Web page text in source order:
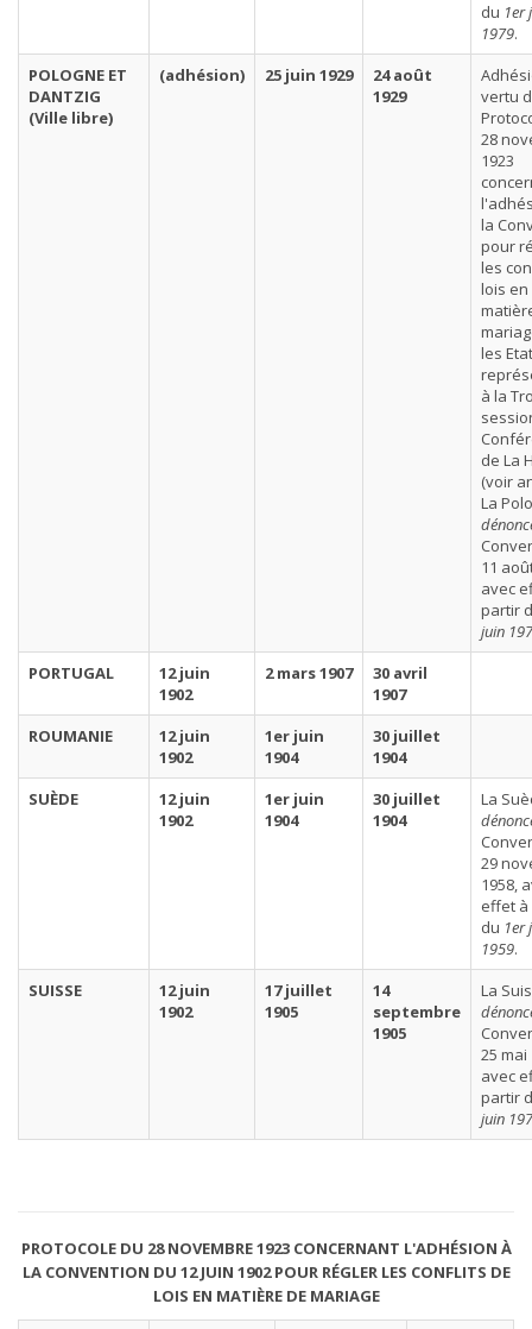
du 1er
1979.
POLOGNE ET
DANTZIG
(Ville libre)
(adhésion) 25 juin 1929
24 août
1929
vertu
28
1923
la
pour
les
lois en
les
à la
de La
(voir
La
11
avec
partir
juin
PORTUGAL
12 juin
1902
2 mars 1907
30 avril
1907
ROUMANIE
12 juin
1902
1er juin
1904
30 juillet
1904
SUÈDE
12 juin
1902
1er juin
1904
30 juillet
1904
La
29
1958,
effet
du 1er
1959.
SUISSE
12 juin
1902
17 juillet
1905
14
septembre
1905
La
25 mai
avec
partir
juin
PROTOCOLE DU 28 NOVEMBRE 1923 CONCERNANT L'ADHÉSION À
LA CONVENTION DU 12 JUIN 1902 POUR RÉGLER LES CONFLITS DE
LOIS EN MATIÈRE DE MARIAGE